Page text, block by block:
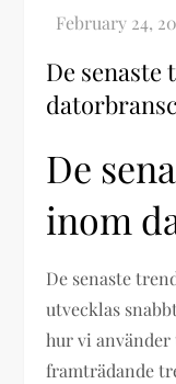
De
De
inom
De senaste
utvecklas
hur vi använder
framträdande